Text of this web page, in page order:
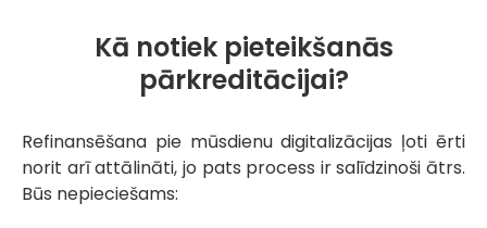
Kā notiek pieteikšanās
pārkreditācijai?
Refinansēšana pie mūsdienu digitalizācijas ļoti ērti
norit arī attālināti, jo pats process ir salīdzinoši ātrs.
Būs nepieciešams: